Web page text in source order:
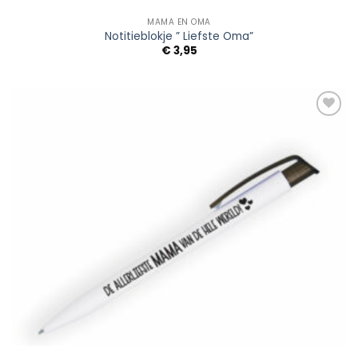
MAMA EN OMA
Notitieblokje ” Liefste Oma”
€3,95